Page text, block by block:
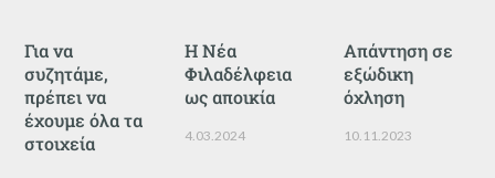
Για να
συζητάμε,
πρέπει να
έχουμε όλα τα
στοιχεία
Η Νέα
Φιλαδέλφεια
ως αποικία
4.03.2024
Απάντηση σε
εξώδικη
όχληση
10.11.2023